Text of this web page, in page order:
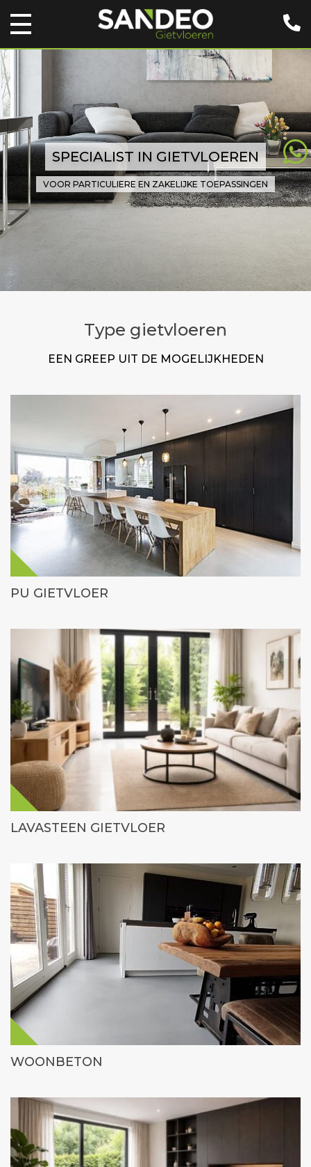
SPECIALIST IN GIETVLOEREN
VOOR PARTICULIERE EN ZAKELIJKE TOEPASSINGEN
Type gietvloeren
EEN GREEP UIT DE MOGELIJKHEDEN
PU GIETVLOER
LAVASTEEN GIETVLOER
WOONBETON